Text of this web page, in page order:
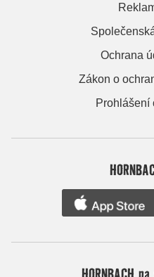
Ochrana
Zákon o
Prohlášení